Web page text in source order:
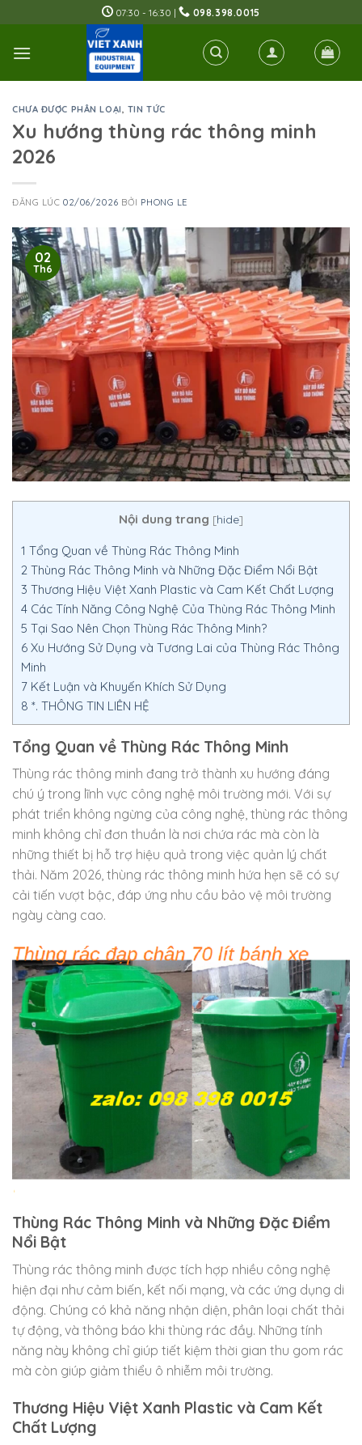
to
content
07:30 - 16:30 | 098.398.0015
CHƯA ĐƯỢC PHÂN LOẠI, TIN TỨC
Xu hướng thùng rác thông minh
2026
ĐĂNG LÚC02/06/2026 BỞI PHONG LE
02
Th6
Nội dung trang [hide]
1 Tổng Quan về Thùng Rác Thông Minh
2 Thùng Rác Thông Minh và Những Đặc Điểm Nổi Bật
3 Thương Hiệu Việt Xanh Plastic và Cam Kết Chất Lượng
4 Các Tính Năng Công Nghệ Của Thùng Rác Thông Minh
5 Tại Sao Nên Chọn Thùng Rác Thông Minh?
6 Xu Hướng Sử Dụng và Tương Lai của Thùng Rác Thông
Minh
7 Kết Luận và Khuyến Khích Sử Dụng
8 *. THÔNG TIN LIÊN HỆ
Tổng Quan về Thùng Rác Thông Minh
Thùng rác thông minh đang trở thành xu hướng đáng
chú ý trong lĩnh vực công nghệ môi trường mới. Với sự
phát triển không ngừng của công nghệ, thùng rác thông
minh không chỉ đơn thuần là nơi chứa rác mà còn là
những thiết bị hỗ trợ hiệu quả trong việc quản lý chất
thải. Năm 2026, thùng rác thông minh hứa hẹn sẽ có sự
cải tiến vượt bậc, đáp ứng nhu cầu bảo vệ môi trường
ngày càng cao.
Thùng Rác Thông Minh và Những Đặc Điểm
Nổi Bật
Thùng rác thông minh được tích hợp nhiều công nghệ
hiện đại như cảm biến, kết nối mạng, và các ứng dụng di
động. Chúng có khả năng nhận diện, phân loại chất thải
tự động, và thông báo khi thùng rác đầy. Những tính
năng này không chỉ giúp tiết kiệm thời gian thu gom rác
mà còn giúp giảm thiểu ô nhiễm môi trường.
Thương Hiệu Việt Xanh Plastic và Cam Kết
Chất Lượng